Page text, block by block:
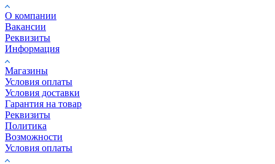
О компании
Вакансии
Реквизиты
Информация
Магазины
Условия оплаты
Условия доставки
Гарантия на товар
Реквизиты
Политика
Возможности
Условия оплаты